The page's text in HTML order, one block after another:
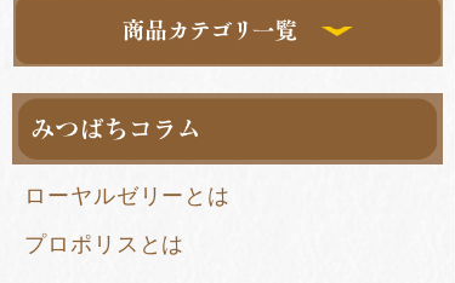
ローヤルゼリーとは
プロポリスとは